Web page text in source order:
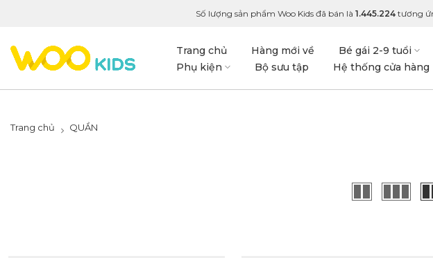
Số lượng sản phẩm Woo Kids đã bán là 1.445.224 tương
Trang chủ Hàng mới về Bé gái 2-9 tuổi
Phụ kiện
Bộ sưu tập Hệ thống cửa hàng
Trang chủ QUẦN